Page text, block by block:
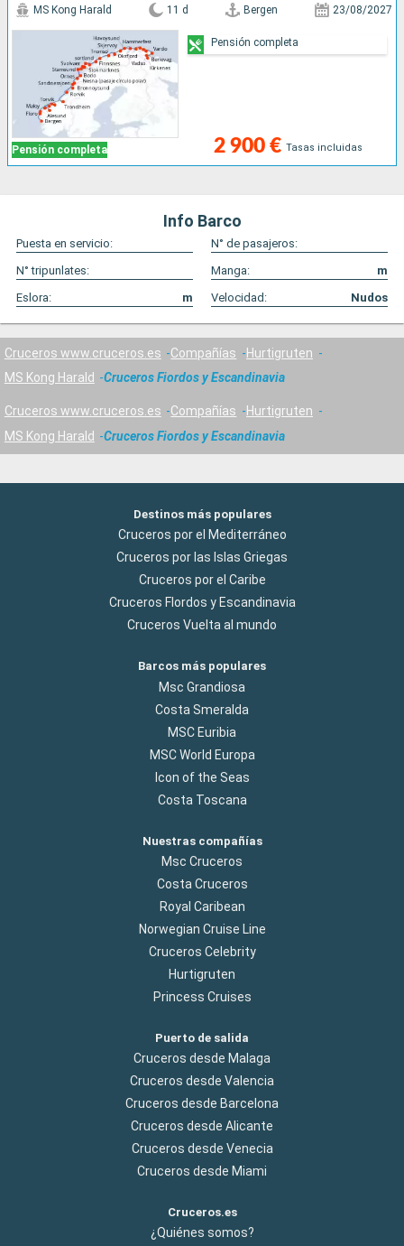
Pensión completa
MS Kong Harald 11 d Bergen 23/08/2027
2 900 € Tasas incluidas
Pensión completa
Info Barco
Puesta en servicio:
N° de pasajeros:
N° tripunlates:
Manga:
m
Eslora:
m Velocidad: Nudos
Cruceros www.cruceros.es Compañías
Hurtigruten
MS Kong Harald
Cruceros Fiordos y Escandinavia
Cruceros www.cruceros.es Compañías
Hurtigruten
MS Kong Harald
Cruceros Fiordos y Escandinavia
Destinos más populares
Cruceros por el Mediterráneo
Cruceros por las Islas Griegas
Cruceros por el Caribe
Cruceros Flordos y Escandinavia
Cruceros Vuelta al mundo
Barcos más populares
Msc Grandiosa
Costa Smeralda
MSC Euribia
MSC World Europa
Icon of the Seas
Costa Toscana
Nuestras compañías
Msc Cruceros
Costa Cruceros
Royal Caribean
Norwegian Cruise Line
Cruceros Celebrity
Hurtigruten
Princess Cruises
Puerto de salida
Cruceros desde Malaga
Cruceros desde Valencia
Cruceros desde Barcelona
Cruceros desde Alicante
Cruceros desde Venecia
Cruceros desde Miami
Cruceros.es
¿Quiénes somos?